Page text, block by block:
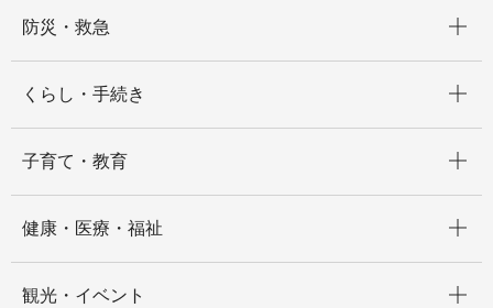
防災・救急
くらし・手続き
子育て・教育
健康・医療・福祉
観光・イベント